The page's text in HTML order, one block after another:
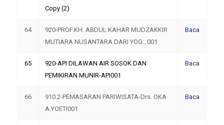
Copy (2)
64
920-PROF.KH. ABDUL KAHAR MUDZAKKIR
MUTIARA NUSANTARA DARI YOG…001
Baca
65
920-API DILAWAN AIR SOSOK DAN
PEMIKIRAN MUNIR-API001
Baca
66
910.2-PEMASARAN PARIWISATA-Drs. OKA
A.YOETI001
Baca